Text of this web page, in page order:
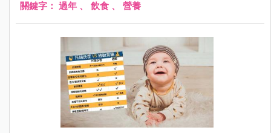
關鍵字： 過年 、 飲食 、 營養